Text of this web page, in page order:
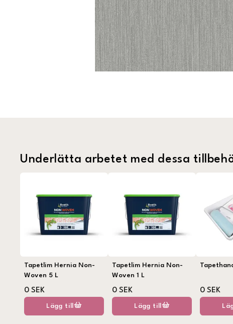
Underlätta arbetet med dessa
Tapetlim Hernia Non-
Woven 5 L
0 SEK
Lägg till
Tapetlim Hernia Non-
Woven 1 L
0 SEK
Lägg till
0 SEK